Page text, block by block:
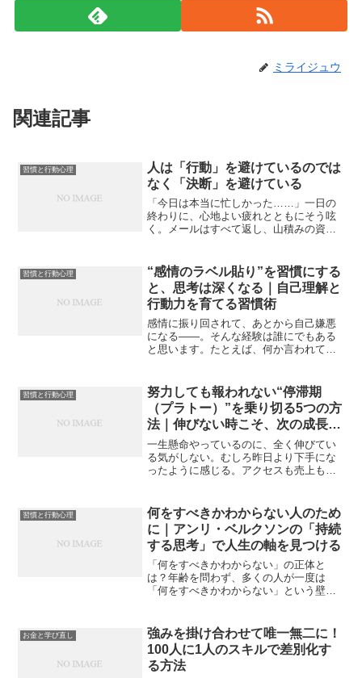
ミライジュウ
関連記事
習慣と行動心理
人は「行動」を避けているのでは
なく「決断」を避けている
「今日は本当に忙しかった……」一日の
終わりに、心地よい疲れとともにそう呟
く。メールはすべて返し、山積みの資料
るべきことは全部やったはずだ。それな
のに、ふと夜の静寂の中で...
習慣と行動心理
“感情のラベル貼り”を習慣にする
と、思考は深くなる｜自己理解と
行動力を育てる習慣術
感情に振り回されて、あとから自己嫌悪
になる――。そんな経験は誰にでもある
と思います。たとえば、何か言われてカ
と悶々とする。あるいは、不安や焦りに
飲み込まれて、大したこと...
習慣と行動心理
努力しても報われない“停滞期
（プラトー）”を乗り切る5つの方
法｜伸びない時こそ、次の成長が
始まっている
一生懸命やっているのに、全く伸びてい
る気がしない。むしろ昨日より下手にな
ったように感じる。アクセスも売上も反
が成長に必ず訪れる 停滞期（プラトー）
です。多くの人は...
習慣と行動心理
何をすべきかわからない人のため
に｜アンリ・ベルクソンの「持続
する思考」で人生の軸を見つける
「何をすべきかわからない」の正体と
は？年齢を問わず、多くの人が一度は
「何をすべきかわからない」という壁に
こる心の停滞だ。この悩みの裏には、単
なる「選択肢の多さ」ではなく、...
お金と学び直し
強みを掛け合わせて唯一無二に！
100人に1人のスキルで差別化す
る方法